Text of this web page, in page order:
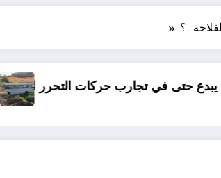
.؟
التحرر الوطني06 وفيات و إصابة 25 جريح في حادث مرور بقسنطينة